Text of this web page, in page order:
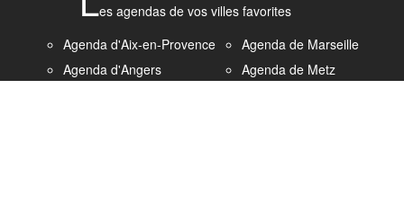
es agendas de vos villes favorites
Agenda d'Aix-en-Provence
Agenda d'Angers
Agenda de Marseille
Agenda de Metz